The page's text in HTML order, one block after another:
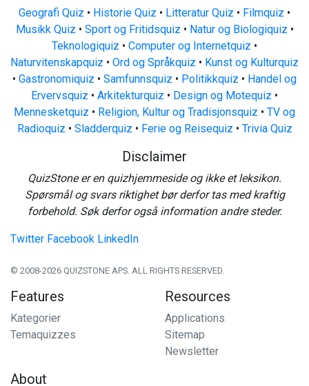
Geografi Quiz • Historie Quiz • Litteratur Quiz • Filmquiz •
Musikk Quiz • Sport og Fritidsquiz • Natur og Biologiquiz •
Teknologiquiz • Computer og Internetquiz •
Naturvitenskapquiz • Ord og Språkquiz • Kunst og Kulturquiz
• Gastronomiquiz • Samfunnsquiz • Politikkquiz • Handel og
Ervervsquiz • Arkitekturquiz • Design og Motequiz •
Mennesketquiz • Religion, Kultur og Tradisjonsquiz • TV og
Radioquiz • Sladderquiz • Ferie og Reisequiz • Trivia Quiz
Disclaimer
QuizStone er en quizhjemmeside og ikke et leksikon.
Spørsmål og svars riktighet bør derfor tas med kraftig
forbehold. Søk derfor også information andre steder.
Twitter Facebook LinkedIn
© 2008-2026 QUIZSTONE APS. ALL RIGHTS RESERVED.
Features
Kategorier
Temaquizzes
Resources
Applications
Sitemap
Newsletter
About